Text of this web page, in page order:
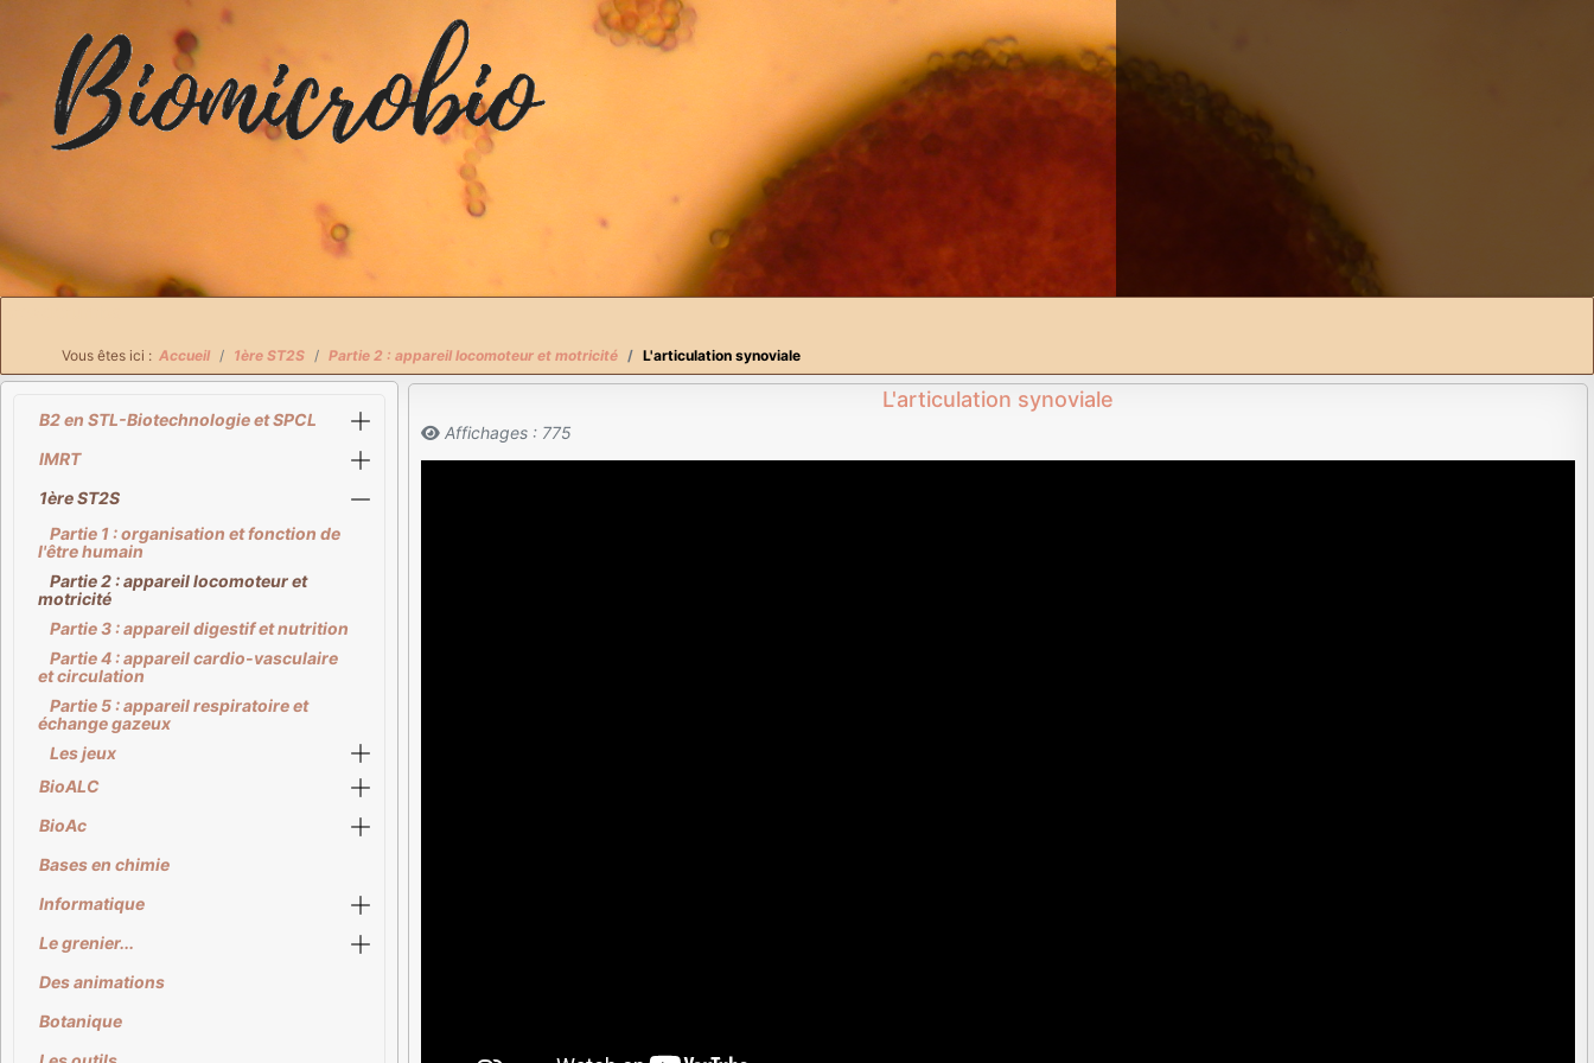
Vous êtes ici : Accueil 1ère ST2S Partie 2 : appareil locomoteur et motricité L'articulation synoviale
B2 en STL-Biotechnologie et SPCL
IMRT
1ère ST2S
Partie 1 : organisation et fonction de
l'être humain
Partie 2 : appareil locomoteur et
motricité
Partie 3 : appareil digestif et nutrition
Partie 4 : appareil cardio-vasculaire
et circulation
Partie 5 : appareil respiratoire et
échange gazeux
Les jeux
BioALC
BioAc
Bases en chimie
Informatique
Le grenier...
Des animations
Botanique
L'articulation synoviale
Affichages : 775